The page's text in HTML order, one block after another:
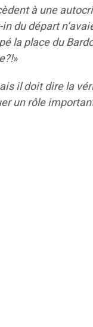
à une
du départ
la place du
»
il doit dire la
un rôle